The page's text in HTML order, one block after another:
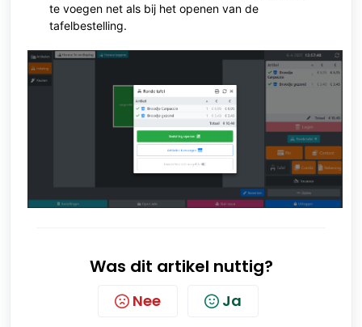
te voegen net als bij het openen van de
tafelbestelling.
Was dit artikel nuttig?
Nee Ja